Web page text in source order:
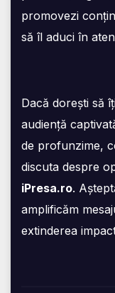
promovezi
să îl aduci în
Dacă dorești să
audiență
de profunzime,
discuta despre
iPresa.ro.
amplificăm
extinderea